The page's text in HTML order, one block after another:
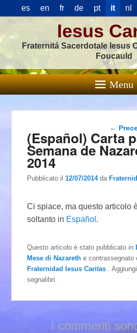
es en fr de pt it nl
Iesus
Fraternitá Sacerdotale Iesus
Foucauld
Menu
←
(Español) Carta
Semana de
2014
Pubblicato il12/07/2014 da
Ci spiace, ma questo articolo
soltanto in Español .
Questo articolo è stato pubblicato in
Mese di Nazareth e
Fraternidad Iesus Caritas
.
segnalibri.
I commenti